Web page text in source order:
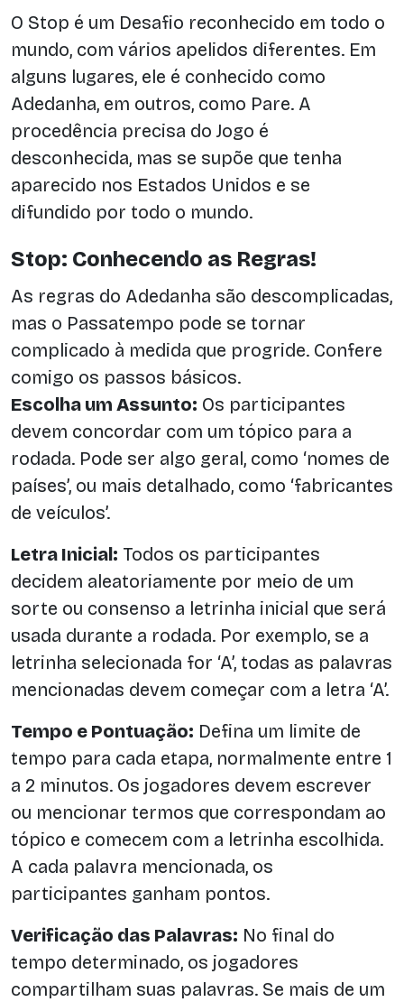
O Stop é um Desafio reconhecido em todo o
mundo, com vários apelidos diferentes. Em
alguns lugares, ele é conhecido como
Adedanha, em outros, como Pare. A
procedência precisa do Jogo é
desconhecida, mas se supõe que tenha
aparecido nos Estados Unidos e se
difundido por todo o mundo.
Stop: Conhecendo as Regras!
As regras do Adedanha são descomplicadas,
mas o Passatempo pode se tornar
complicado à medida que progride. Confere
comigo os passos básicos.
Escolha um Assunto: Os participantes
devem concordar com um tópico para a
rodada. Pode ser algo geral, como ‘nomes de
países’, ou mais detalhado, como ‘fabricantes
de veículos’.
Letra Inicial: Todos os participantes
decidem aleatoriamente por meio de um
sorte ou consenso a letrinha inicial que será
usada durante a rodada. Por exemplo, se a
letrinha selecionada for ‘A’, todas as palavras
mencionadas devem começar com a letra ‘A’.
Tempo e Pontuação: Defina um limite de
tempo para cada etapa, normalmente entre 1
a 2 minutos. Os jogadores devem escrever
ou mencionar termos que correspondam ao
tópico e comecem com a letrinha escolhida.
A cada palavra mencionada, os
participantes ganham pontos.
Verificação das Palavras: No final do
tempo determinado, os jogadores
compartilham suas palavras. Se mais de um